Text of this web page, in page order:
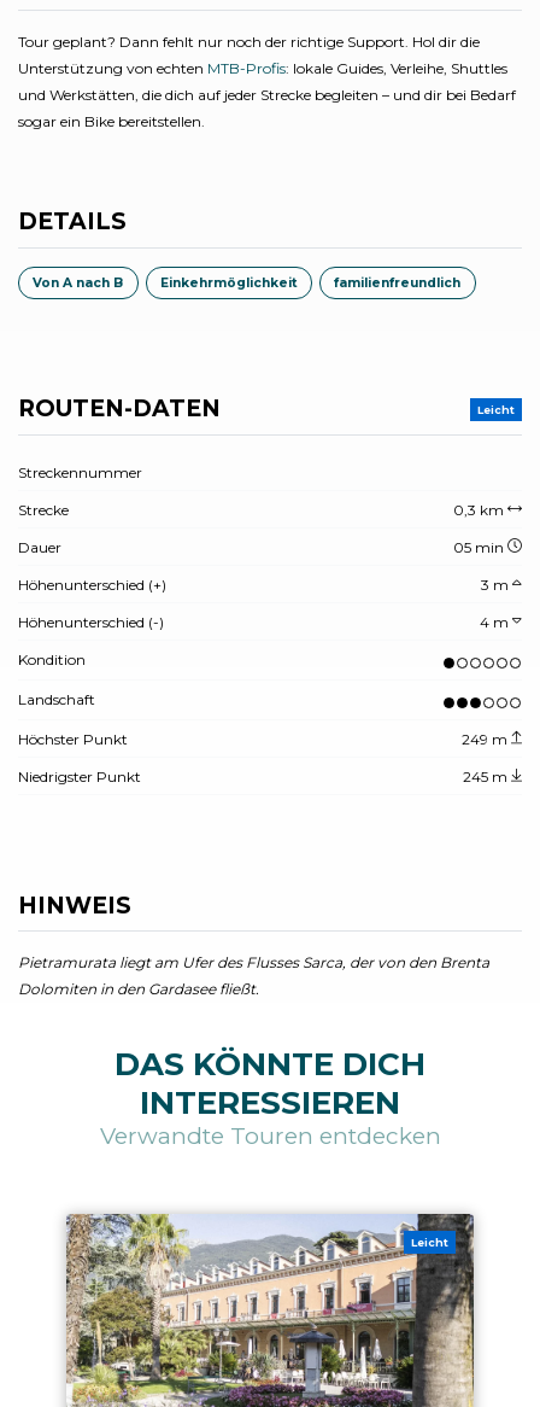
Tour geplant? Dann fehlt nur noch der richtige Support. Hol dir die
Unterstützung von echten MTB-Profis: lokale Guides, Verleihe, Shuttles
und Werkstätten, die dich auf jeder Strecke begleiten – und dir bei Bedarf
sogar ein Bike bereitstellen.
DETAILS
Von A nach B Einkehrmöglichkeit familienfreundlich
ROUTEN-DATEN Leicht
Streckennummer
Strecke 0,3 km
Dauer 05 min
Höhenunterschied (+) 3 m
Höhenunterschied (-) 4 m
Kondition
Landschaft
Höchster Punkt 249 m
Niedrigster Punkt 245 m
HINWEIS
Pietramurata liegt am Ufer des Flusses Sarca, der von den Brenta
Dolomiten in den Gardasee fließt.
DAS KÖNNTE DICH
INTERESSIEREN
Verwandte Touren entdecken
Leicht